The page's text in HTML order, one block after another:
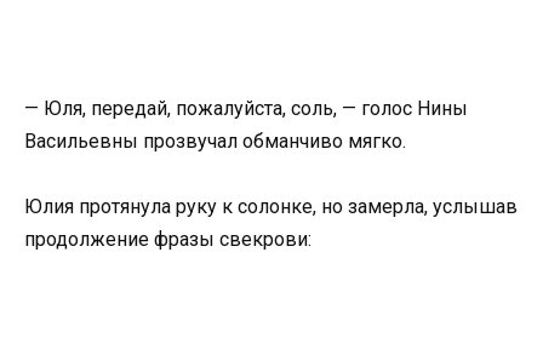
— Юля, передай, пожалуйста, соль, — голос Нины
Васильевны прозвучал обманчиво мягко.
Юлия протянула руку к солонке, но замерла, услышав
продолжение фразы свекрови: